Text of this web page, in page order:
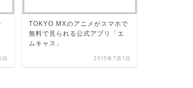
日
TOKYO MXのアニメがスマホで
無料で見られる公式アプリ「エ
ムキャス」
2015年7月1日